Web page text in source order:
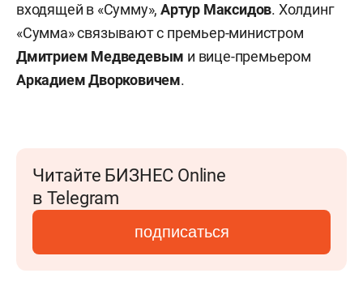
входящей в «Сумму»,Артур Максидов. Холдинг
«Сумма» связывают с премьер-министром
Дмитрием Медведевым и вице-премьером
Аркадием Дворковичем.
Читайте БИЗНЕС Online
в Telegram
подписаться